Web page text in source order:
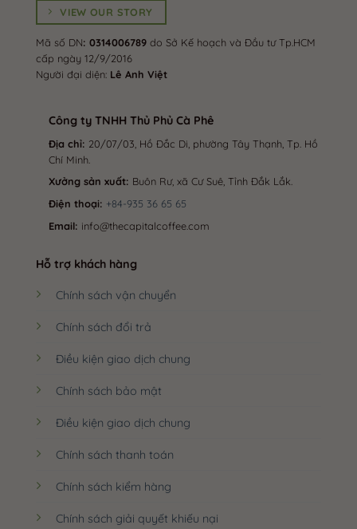
VIEW OUR STORY
Mã số DN: 0314006789do Sở Kế hoạch và Đầu tư Tp.HCM
cấp ngày 12/9/2016
Người đại diện: Lê Anh Việt
Công ty TNHH Thủ Phủ Cà Phê
Địa chỉ: 20/07/03, Hồ Đắc Di, phường Tây Thạnh, Tp. Hồ
Chí Minh.
Xưởng sản xuất: Buôn Rư, xã Cư Suê, Tỉnh Đắk Lắk.
Điện thoại: +84-935 36 65 65
Email: info@thecapitalcoffee.com
Hỗ trợ khách hàng
Chính sách vận chuyển
Chính sách đổi trả
Điều kiện giao dịch chung
Chính sách bảo mật
Điều kiện giao dịch chung
Chính sách thanh toán
Chính sách kiểm hàng
Chính sách giải quyết khiếu nại